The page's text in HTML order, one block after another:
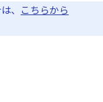
、
こちらから